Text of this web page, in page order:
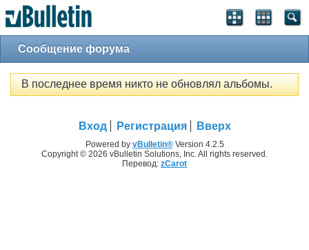
Сообщение форума
В последнее время никто не обновлял альбомы.
Вход Регистрация Вверх
Powered by vBulletin®Version 4.2.5
Copyright © 2026 vBulletin Solutions, Inc. All rights reserved.
Перевод: zCarot